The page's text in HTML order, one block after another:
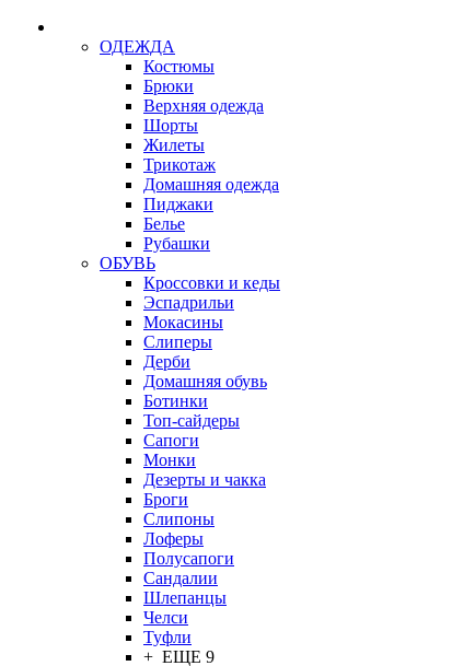
ОДЕЖДА
Костюмы
Брюки
Верхняя одежда
Шорты
Жилеты
Трикотаж
Домашняя одежда
Пиджаки
Белье
Рубашки
ОБУВЬ
Кроссовки и кеды
Эспадрильи
Мокасины
Слиперы
Дерби
Домашняя обувь
Ботинки
Топ-сайдеры
Сапоги
Монки
Дезерты и чакка
Броги
Слипоны
Лоферы
Полусапоги
Сандалии
Шлепанцы
Челси
Туфли
+ ЕЩЕ 9